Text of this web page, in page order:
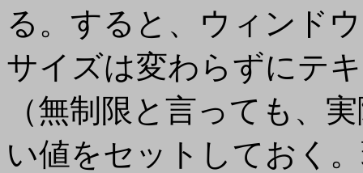
る。すると、ウィンド
サイズは変わらずにテ
（無制限と言っても、
い値をセットしておく